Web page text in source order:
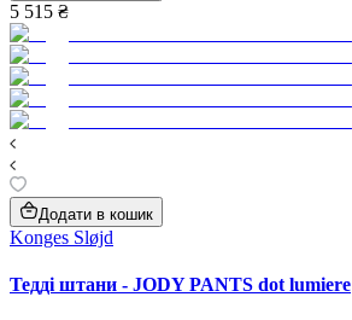
5 515 ₴
Додати в кошик
Konges Sløjd
Тедді штани - JODY PANTS dot lumiere